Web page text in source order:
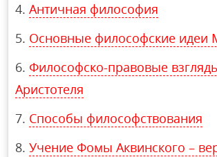
Античная философия
Основные философские идеи
Философско-правовые
Аристотеля
Способы философствования
Учение Фомы Аквинского –